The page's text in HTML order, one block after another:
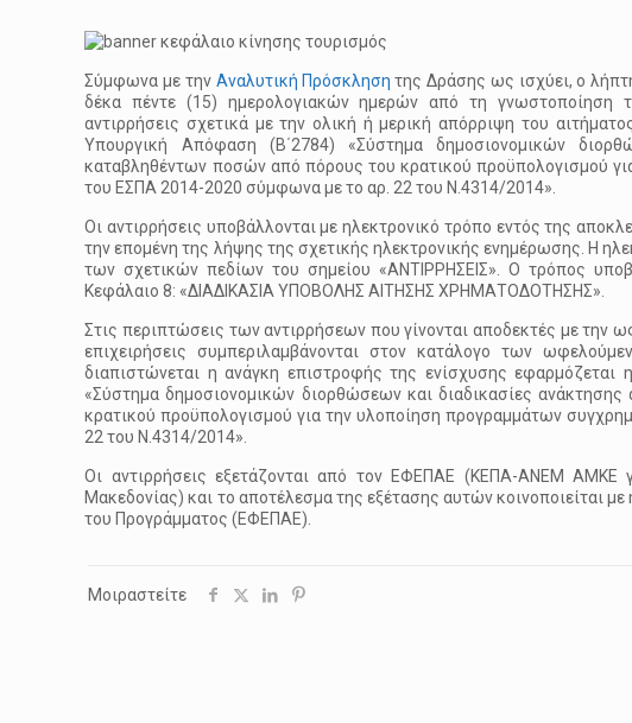
Σύμφωνα με την Αναλυτική Πρόσκληση της Δράσης ως ισχύει, ο
δέκα πέντε (15) ημερολογιακών ημερών από τη γνωστοποίηση
αντιρρήσεις σχετικά με την ολική ή μερική απόρριψη του
Υπουργική Απόφαση (Β΄2784) «Σύστημα δημοσιονομικών
καταβληθέντων ποσών από πόρους του κρατικού προϋπολογισμού
του ΕΣΠΑ 2014-2020 σύμφωνα με το αρ. 22 του Ν.4314/2014».
Οι αντιρρήσεις υποβάλλονται με ηλεκτρονικό τρόπο εντός της
την επομένη της λήψης της σχετικής ηλεκτρονικής ενημέρωσης. Η
των σχετικών πεδίων του σημείου «ΑΝΤΙΡΡΗΣΕΙΣ». Ο τρόπος
Κεφάλαιο 8: «ΔΙΑΔΙΚΑΣΙΑ ΥΠΟΒΟΛΗΣ ΑΙΤΗΣΗΣ ΧΡΗΜΑΤΟΔΟΤΗΣΗΣ».
Στις περιπτώσεις των αντιρρήσεων που γίνονται αποδεκτές με την
επιχειρήσεις συμπεριλαμβάνονται στον κατάλογο των
διαπιστώνεται η ανάγκη επιστροφής της ενίσχυσης
«Σύστημα δημοσιονομικών διορθώσεων και διαδικασίες
κρατικού προϋπολογισμού για την υλοποίηση προγραμμάτων
22 του Ν.4314/2014».
Οι αντιρρήσεις εξετάζονται από τον ΕΦΕΠΑΕ (KEΠΑ-ΑΝΕΜ ΑΜΚΕ
Μακεδονίας) και το αποτέλεσμα της εξέτασης αυτών κοινοποιείται
του Προγράμματος (ΕΦΕΠΑΕ).
Μοιραστείτε